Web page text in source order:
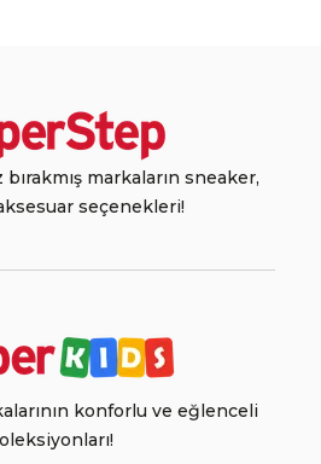
markaların sneaker,
seçenekleri!
konforlu ve eğlenceli